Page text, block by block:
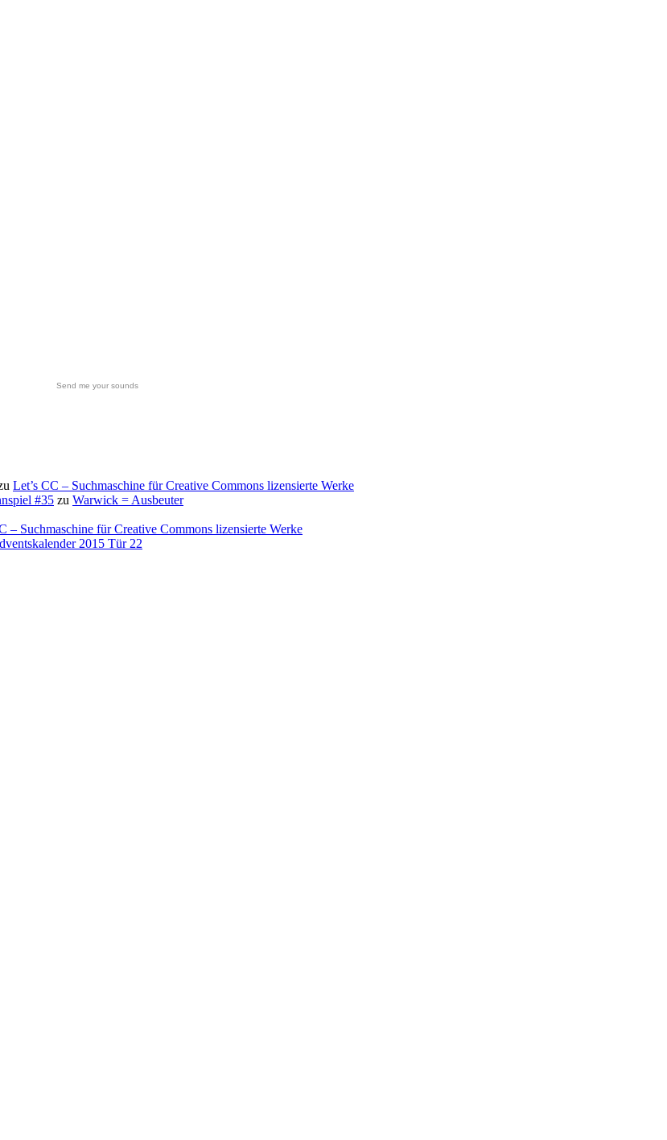
Send me your sounds
Let’s CC – Suchmaschine für Creative Commons lizensierte Werke
#35 zu Warwick = Ausbeuter
– Suchmaschine für Creative Commons lizensierte Werke
2015 Tür 22